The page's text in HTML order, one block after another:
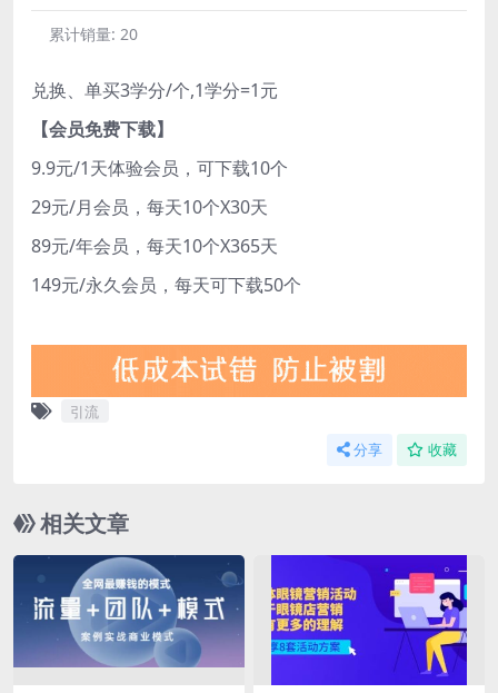
累计销量: 20
兑换、单买3学分/个,1学分=1元
【会员免费下载】
9.9元/1天体验会员，可下载10个
29元/月会员，每天10个X30天
89元/年会员，每天10个X365天
149元/永久会员，每天可下载50个
引流
分享 收藏
相关文章